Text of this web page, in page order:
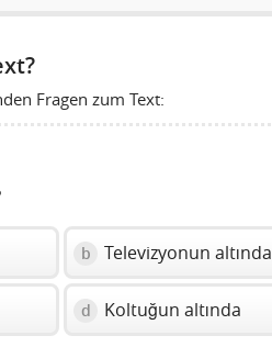
Fragen zum Text:
b Televizyonun altında
d Koltuğun altında